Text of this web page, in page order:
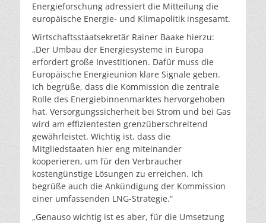
Energieforschung adressiert die Mitteilung die
europäische Energie- und Klimapolitik insgesamt.
Wirtschaftsstaatsekretär Rainer Baake hierzu:
„Der Umbau der Energiesysteme in Europa
erfordert große Investitionen. Dafür muss die
Europäische Energieunion klare Signale geben.
Ich begrüße, dass die Kommission die zentrale
Rolle des Energiebinnenmarktes hervorgehoben
hat. Versorgungssicherheit bei Strom und bei Gas
wird am effizientesten grenzüberschreitend
gewährleistet. Wichtig ist, dass die
Mitgliedstaaten hier eng miteinander
kooperieren, um für den Verbraucher
kostengünstige Lösungen zu erreichen. Ich
begrüße auch die Ankündigung der Kommission
einer umfassenden LNG-Strategie.“
„Genauso wichtig ist es aber, für die Umsetzung